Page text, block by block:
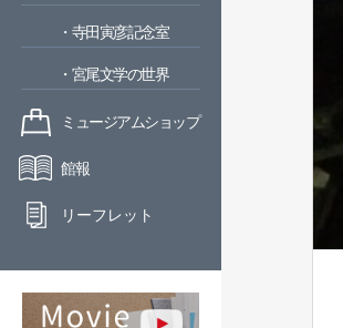
・寺田寅彦記念室
・宮尾文学の世界
ミュージアムショップ
館報
リーフレット